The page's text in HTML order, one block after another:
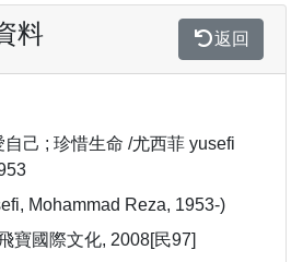
料 返回
己 ; 珍惜生命 /尤西菲 yusefi
Mohammad Reza, 1953-)
寶國際文化, 2008[民97]